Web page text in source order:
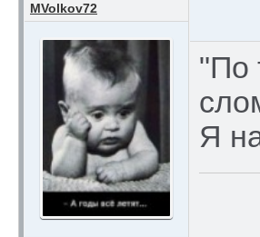
MVolkov72
"По
Я